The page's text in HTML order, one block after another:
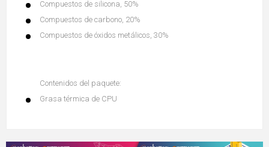
Compuestos de silicona, 50%
Compuestos de carbono, 20%
Compuestos de óxidos metálicos, 30%
Contenidos del paquete:
Grasa térmica de CPU